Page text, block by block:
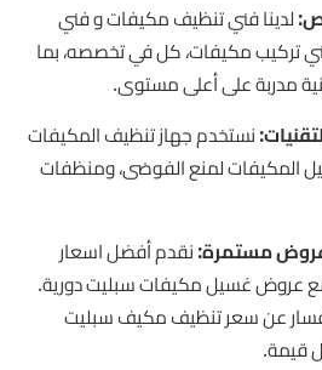
لدينا فني تنظيف مكيفات و فني
تركيب مكيفات، كل في تخصصه، بما
مدربة على أعلى مستوى.
نستخدم جهاز تنظيف المكيفات
المكيفات لمنع الفوضى، ومنظفات
مستمرة:نقدم أفضل اسعار
عروض غسيل مكيفات سبليت دورية.
عن سعر تنظيف مكيف سبليت
قيمة.